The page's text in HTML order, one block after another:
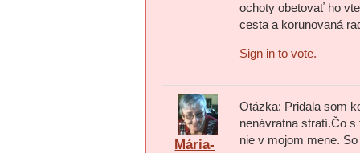
ochoty obetovať ho
cesta a korunovaná
Sign in to vote.
Mária-
Otázka: Pridala som
nenávratna stratí.Čo
nie v mojom mene.